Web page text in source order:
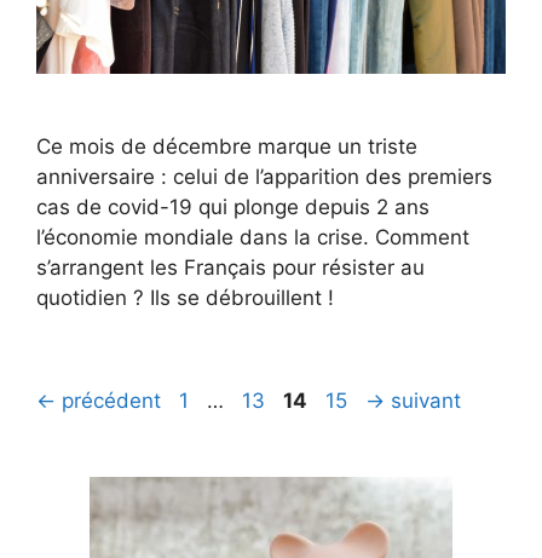
Ce mois de décembre marque un triste
anniversaire : celui de l’apparition des premiers
cas de covid-19 qui plonge depuis 2 ans
l’économie mondiale dans la crise. Comment
s’arrangent les Français pour résister au
quotidien ? Ils se débrouillent !
← précédent Page
1 … Page
13 Page
14 Page
15 → suivant